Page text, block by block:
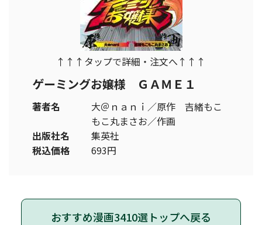
↑↑↑タップで詳細・注文へ↑↑↑
ゲーミングお嬢様 ＧＡＭＥ１
著者名
大＠ｎａｎｉ／原作 吉緒もこ
もこ丸まさお／作画
出版社名
集英社
税込価格
693円
おすすめ漫画3410選トップへ戻る